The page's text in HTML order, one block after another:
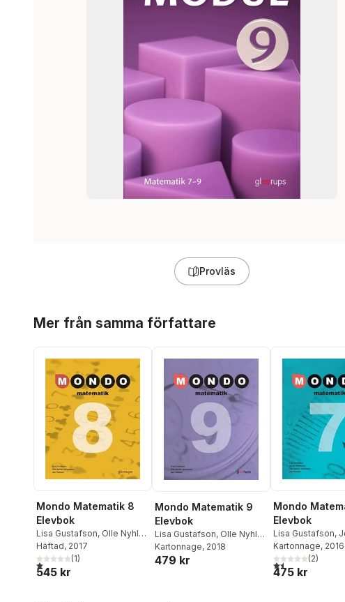
Provläs
Mer från samma författare
Mondo Matematik 8
Elevbok
Lisa Gustafson, Olle Nyhlén
Johansson,Jan Persson
Häftad, 2017
1,0utav 5 stjärnor. Totalt antal röster:
(1)
545 kr
Mondo Matematik 9
Elevbok
Lisa Gustafson, Olle Nyhlén
Johansson, Jan Persson
Kartonnage, 2018
479 kr
Mondo
Elevbok
Lisa Gustafson,
Hällebrand,Olle
Johansson
Kartonnage, 2016
1,5utav 5(2)
475 kr